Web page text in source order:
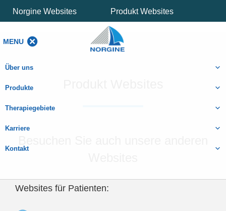
Norgine Websites Produkt Websites
MENU
Über uns
Produkte
Therapiegebiete
Karriere
Kontakt
Websites für Patienten: